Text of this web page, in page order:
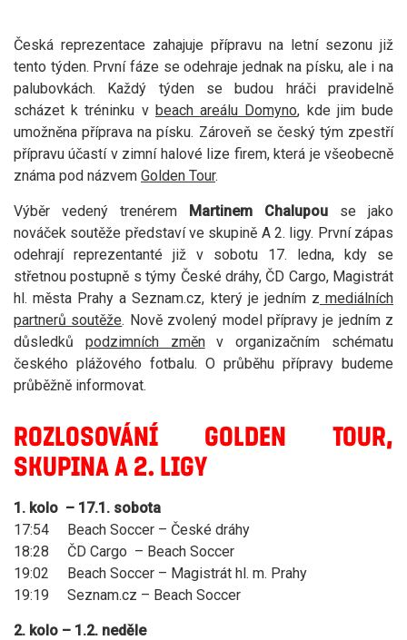
Česká reprezentace zahajuje přípravu na letní sezonu již
tento týden. První fáze se odehraje jednak na písku, ale i na
palubovkách. Každý týden se budou hráči pravidelně
scházet k tréninku v beach areálu Domyno, kde jim bude
umožněna příprava na písku. Zároveň se český tým zpestří
přípravu účastí v zimní halové lize firem, která je všeobecně
známa pod názvem Golden Tour.
Výběr vedený trenérem Martinem Chalupou se jako
nováček soutěže představí ve skupině A 2. ligy. První zápas
odehrají reprezentanté již v sobotu 17. ledna, kdy se
střetnou postupně s týmy České dráhy, ČD Cargo, Magistrát
hl. města Prahy a Seznam.cz, který je jedním z mediálních
partnerů soutěže. Nově zvolený model přípravy je jedním z
důsledků podzimních změnv organizačním schématu
českého plážového fotbalu. O průběhu přípravy budeme
průběžně informovat.
ROZLOSOVÁNÍ GOLDEN TOUR,
SKUPINA A 2. LIGY
1. kolo – 17.1. sobota
17:54 Beach Soccer – České dráhy
18:28 ČD Cargo – Beach Soccer
19:02 Beach Soccer – Magistrát hl. m. Prahy
19:19 Seznam.cz – Beach Soccer
2. kolo – 1.2. neděle